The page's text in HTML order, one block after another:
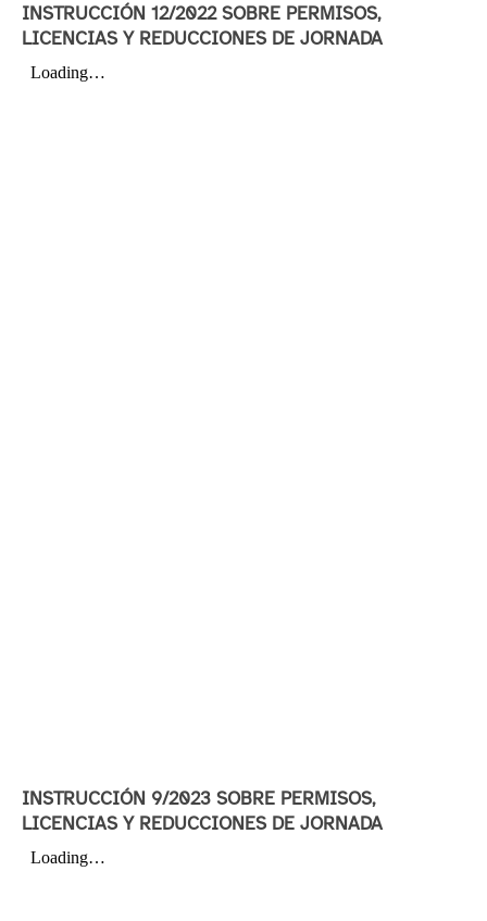
INSTRUCCIÓN 12/2022 SOBRE PERMISOS,
LICENCIAS Y REDUCCIONES DE JORNADA
INSTRUCCIÓN 9/2023 SOBRE PERMISOS,
LICENCIAS Y REDUCCIONES DE JORNADA